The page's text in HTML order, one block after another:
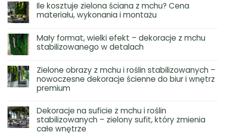
Ile kosztuje zielona ściana z mchu? Cena
materiału, wykonania i montażu
Mały format, wielki efekt – dekoracje z mchu
stabilizowanego w detalach
Zielone obrazy z mchu i roślin stabilizowanych –
nowoczesne dekoracje ścienne do biur i wnętrz
premium
Dekoracje na suficie z mchu i roślin
stabilizowanych – zielony sufit, który zmienia
całe wnętrze